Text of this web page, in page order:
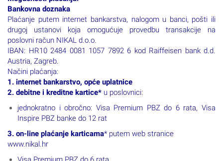
Bankovna doznaka
Plaćanje putem internet bankarstva, nalogom u banci, pošti ili
drugoj ustanovi koja omogućuje provedbu transakcije na
poslovni račun NIKAL d.o.o.
IBAN: HR10 2484 0081 1057 7892 6 kod Raiffeisen bank d.d.
Austria, Zagreb.
Načini plaćanja:
1. internet bankarstvo, opće uplatnice
2. debitne i kreditne kartice* u poslovnici:
jednokratno i obročno: Visa Premium PBZ do 6 rata, Visa
Inspire PBZ banke do 12 rat
3. on-line plaćanje karticama* putem web stranice
www.nikal.hr
Visa Premium PBZ do 6 rata